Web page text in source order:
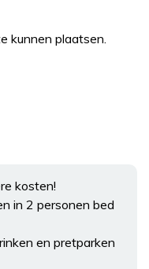
kunnen plaatsen.
kosten!
in 2 personen bed
en pretparken